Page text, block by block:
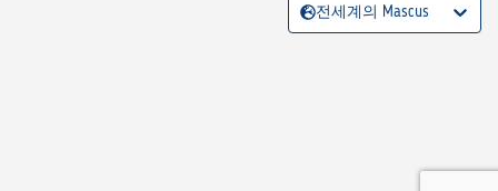
전세계의 Mascus